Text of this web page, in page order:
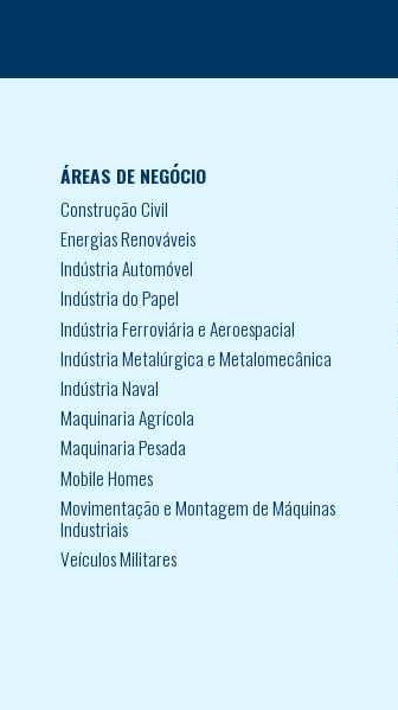
ÁREAS DE NEGÓCIO
Construção Civil
Energias Renováveis
Indústria Automóvel
Indústria do Papel
Indústria Ferroviária e Aeroespacial
Indústria Metalúrgica e Metalomecânica
Indústria Naval
Maquinaria Agrícola
Maquinaria Pesada
Mobile Homes
Movimentação e Montagem de Máquinas
Industriais
Veículos Militares